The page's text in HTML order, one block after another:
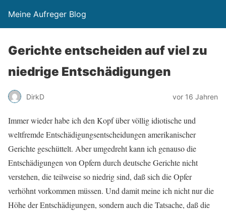
Meine Aufreger Blog
Gerichte entscheiden auf viel zu
niedrige Entschädigungen
DirkD vor 16 Jahren
Immer wieder habe ich den Kopf über völlig idiotische und
weltfremde Entschädigungsentscheidungen amerikanischer
Gerichte geschüttelt. Aber umgedreht kann ich genauso die
Entschädigungen von Opfern durch deutsche Gerichte nicht
verstehen, die teilweise so niedrig sind, daß sich die Opfer
verhöhnt vorkommen müssen. Und damit meine ich nicht nur die
Höhe der Entschädigungen, sondern auch die Tatsache, daß die